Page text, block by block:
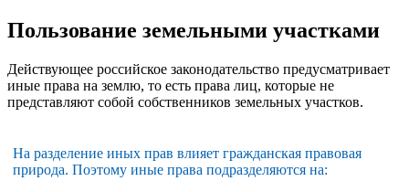
Пользование земельными участками
Действующее российское законодательство предусматривает
иные права на землю, то есть права лиц, которые не
представляют собой собственников земельных участков.
На разделение иных прав влияет гражданская правовая
природа. Поэтому иные права подразделяются на: